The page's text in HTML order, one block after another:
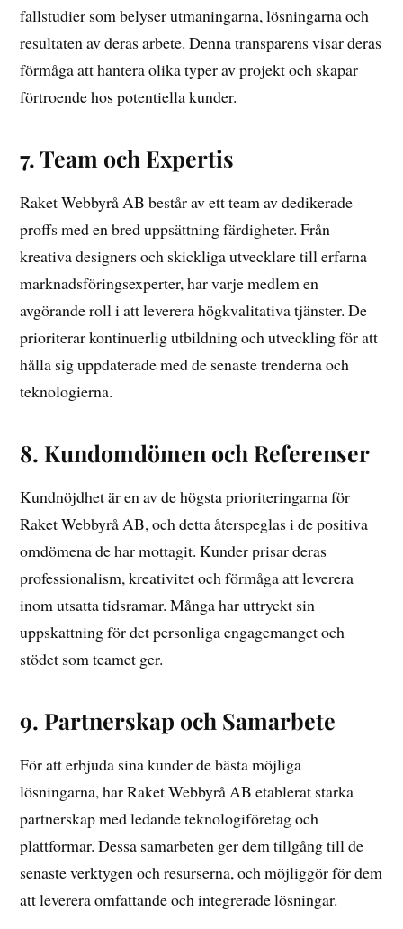
fallstudier som belyser utmaningarna, lösningarna och
resultaten av deras arbete. Denna transparens visar deras
förmåga att hantera olika typer av projekt och skapar
förtroende hos potentiella kunder.
7. Team och Expertis
Raket Webbyrå AB består av ett team av dedikerade
proffs med en bred uppsättning färdigheter. Från
kreativa designers och skickliga utvecklare till erfarna
marknadsföringsexperter, har varje medlem en
avgörande roll i att leverera högkvalitativa tjänster. De
prioriterar kontinuerlig utbildning och utveckling för att
hålla sig uppdaterade med de senaste trenderna och
teknologierna.
8. Kundomdömen och Referenser
Kundnöjdhet är en av de högsta prioriteringarna för
Raket Webbyrå AB, och detta återspeglas i de positiva
omdömena de har mottagit. Kunder prisar deras
professionalism, kreativitet och förmåga att leverera
inom utsatta tidsramar. Många har uttryckt sin
uppskattning för det personliga engagemanget och
stödet som teamet ger.
9. Partnerskap och Samarbete
För att erbjuda sina kunder de bästa möjliga
lösningarna, har Raket Webbyrå AB etablerat starka
partnerskap med ledande teknologiföretag och
plattformar. Dessa samarbeten ger dem tillgång till de
senaste verktygen och resurserna, och möjliggör för dem
att leverera omfattande och integrerade lösningar.